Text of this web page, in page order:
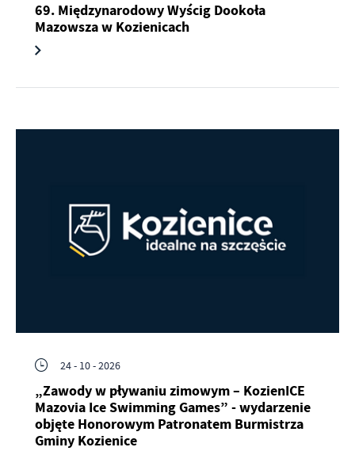
69. Międzynarodowy Wyścig Dookoła
Mazowsza w Kozienicach
24 - 10 - 2026
„Zawody w pływaniu zimowym – KozienICE
Mazovia Ice Swimming Games” - wydarzenie
objęte Honorowym Patronatem Burmistrza
Gminy Kozienice